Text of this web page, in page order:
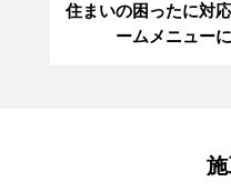
住まいの困ったに対
ームメニュー
施